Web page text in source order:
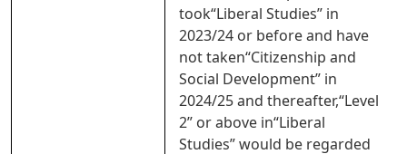
took“Liberal Studies” in
2023/24 or before and have
not taken“Citizenship and
Social Development” in
2024/25 and thereafter,“Level
2” or above in“Liberal
Studies” would be regarded